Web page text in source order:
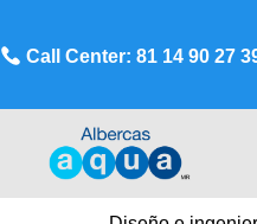
Call Center: 81 14 90 27